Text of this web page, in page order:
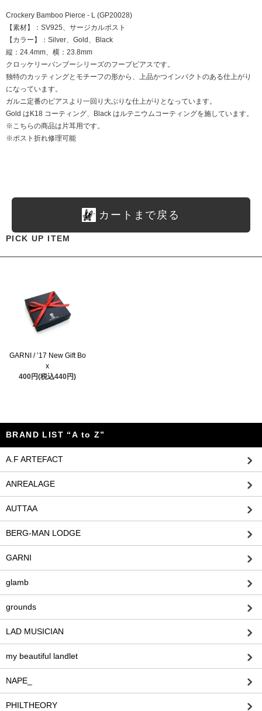
Crockery Bamboo Pierce - L (GP20028)
【素材】：SV925、サージカルポスト
【カラー】：Silver、Gold、Black
縦：24.4mm、横：23.8mm
クロッケリーバンブーシリーズのフープピアスです。
独特のカッティングとモチーフの形から、上品かつインパクトのある仕上がり
になっています。
ガルニ定番のピアスより一回り大ぶりな仕上がりとなっています。
Gold はK18 コーティング、Black はルテニウムコーティングを施しています。
※こちらの商品は片耳用です。
※ポスト折れ修理可能
カートまで戻る
PICK UP ITEM
GARNI / ’17 New Gift Bo
x
400円(税込440円)
BRAND LIST “A to Z”
A.F ARTEFACT
ANREALAGE
AUTTAA
BERG-MAN LODGE
GARNI
glamb
grounds
LAD MUSICIAN
my beautiful landlet
NAPE_
PHILTHEORY